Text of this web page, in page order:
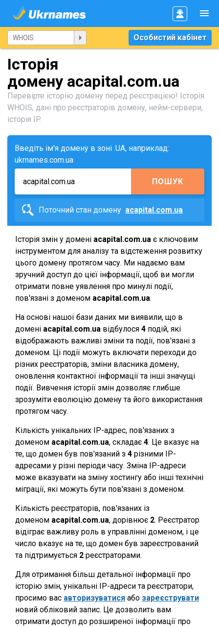
Особистий кабінет
Історія
домену acapital.com.ua
Перевірте історію домену перед реєстрацією! Історія
WHOIS, дані про реєстраторів домену, нейм-сервери,
історія IP.
Введіть ім'я домену в зоні .UA, наприклад:
ukrnames.com.ua
ПОШУК
Поточний стан домену acapital.com.ua
Історія змін у домені acapital.com.ua є ключовим
інструментом для аналізу та відстеження розвитку
цього домену протягом часу. Ми надаємо вам
зручний доступ до цієї інформації, щоб ви могли
отримати повне уявлення про минулі події,
пов'язані з доменом acapital.com.ua.
На основі нашої бази даних ми виявили, що в
домені acapital.com.ua відбулося 4 подій, які
відображають важливі зміни та події, пов'язані з
доменом. Ці події можуть включати переходи до
різних реєстраторів, зміни власника домену,
оновлення контактної інформації та інші значущі
події. Вивчення історії змін дозволяє глибше
зрозуміти еволюцію домену та його використання
протягом часу.
Кількість унікальних IP-адрес, пов'язаних з
доменом acapital.com.ua, складає 4. Це вказує на
те, що домен був пов'язаний з 4 різними IP-
адресами у різні періоди часу. Зміна IP-адреси
може вказувати на зміну хостингу або інші технічні
міграції, які можуть бути пов'язані з доменом.
Кількість реєстраторів, пов'язаних із
доменом acapital.com.ua, дорівнює 2. Реєстратор
відіграє важливу роль в управлінні доменом, і це
число вказує на те, що домен був зареєстрований
та підтримується 2 реєстраторами.
Для отримання більш детальної інформації про
історію змін, унікальні IP-адреси та реєстратори,
просимо вас авторизуватися або зареєструвати
новий обліковий запис. Це дозволить вам
отримати доступ до розширеної інформації про